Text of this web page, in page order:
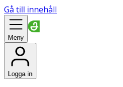
Gå till innehåll
Meny
Logga in